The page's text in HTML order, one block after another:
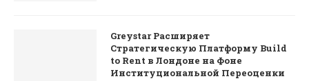
Greystar Расширяет
Стратегическую Платформу Build
to Rent в Лондоне на Фоне
Институциональной Переоценки